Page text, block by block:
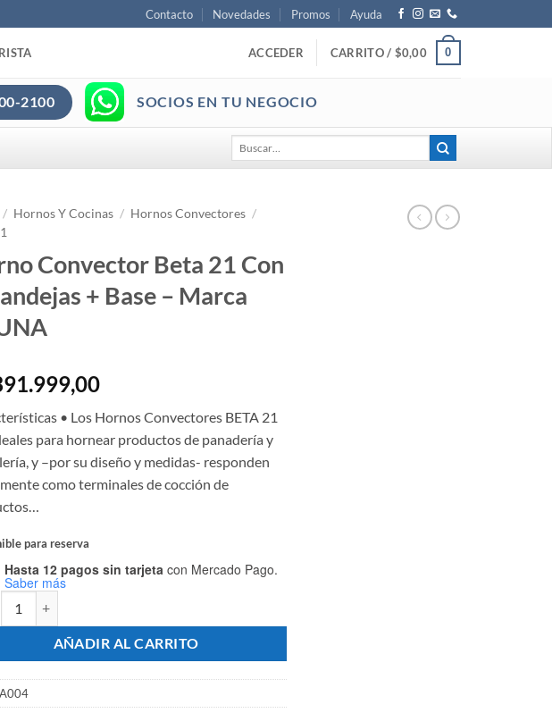
Contacto Novedades Promos Ayuda
ACCEDER CARRITO / $0,00 0
2100 SOCIOS EN TU NEGOCIO
por:
/ Hornos Y Cocinas / Hornos Convectores /
Convector Beta 21 Con
+ Base – Marca
• Los Hornos Convectores BETA 21
para hornear productos de panadería y
y –por su diseño y medidas- responden
como terminales de cocción de
para reserva
Hasta 12 pagos sin tarjeta con Mercado Pago.
Saber más
AÑADIR AL CARRITO